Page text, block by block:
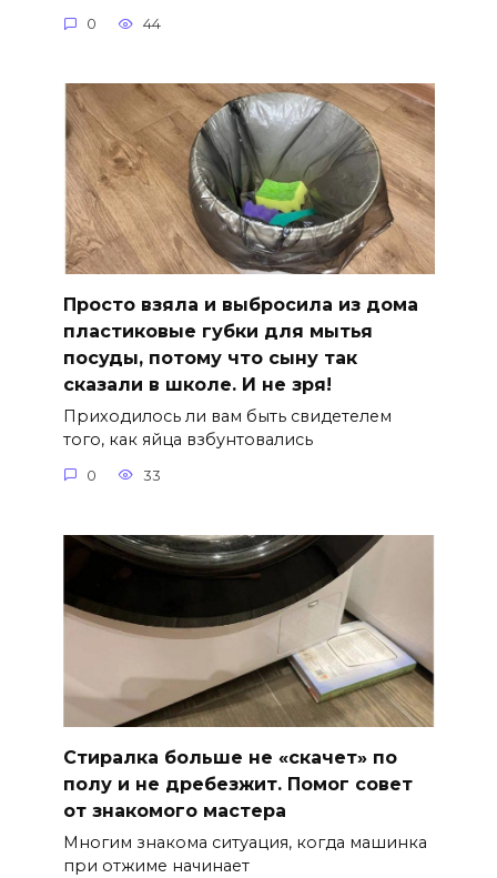
0 44
Просто взяла и выбросила из дома
пластиковые губки для мытья
посуды, потому что сыну так
сказали в школе. И не зря!
Приходилось ли вам быть свидетелем
того, как яйца взбунтовались
0 33
Стиралка больше не «скачет» по
полу и не дребезжит. Помог совет
от знакомого мастера
Многим знакома ситуация, когда машинка
при отжиме начинает